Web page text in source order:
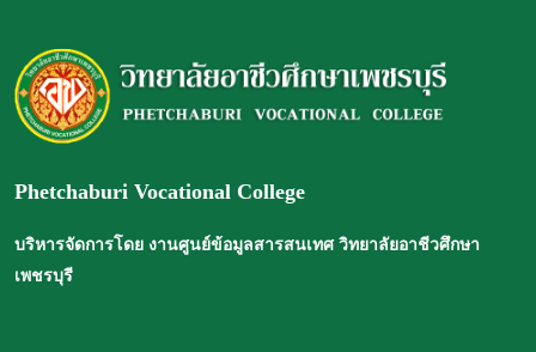
Phetchaburi Vocational College
บริหารจัดการโดย งานศูนย์ข้อมูลสารสนเทศ วิทยาลัยอาชีวศึกษา
เพชรบุรี